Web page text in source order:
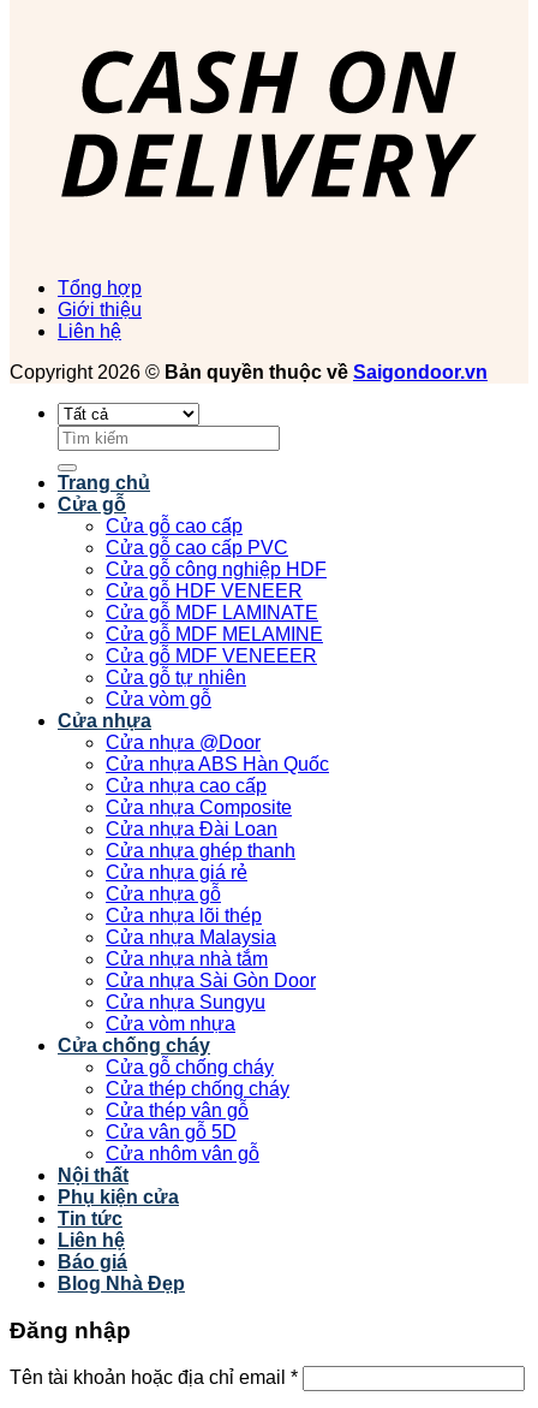
Tổng hợp
Giới thiệu
Liên hệ
Copyright 2026 © Bản quyền thuộc về Saigondoor.vn
Tìm
kiếm:
Trang chủ
Cửa gỗ
Cửa gỗ cao cấp
Cửa gỗ cao cấp PVC
Cửa gỗ công nghiệp HDF
Cửa gỗ HDF VENEER
Cửa gỗ MDF LAMINATE
Cửa gỗ MDF MELAMINE
Cửa gỗ MDF VENEEER
Cửa gỗ tự nhiên
Cửa vòm gỗ
Cửa nhựa
Cửa nhựa @Door
Cửa nhựa ABS Hàn Quốc
Cửa nhựa cao cấp
Cửa nhựa Composite
Cửa nhựa Đài Loan
Cửa nhựa ghép thanh
Cửa nhựa giá rẻ
Cửa nhựa gỗ
Cửa nhựa lõi thép
Cửa nhựa Malaysia
Cửa nhựa nhà tắm
Cửa nhựa Sài Gòn Door
Cửa nhựa Sungyu
Cửa vòm nhựa
Cửa chống cháy
Cửa gỗ chống cháy
Cửa thép chống cháy
Cửa thép vân gỗ
Cửa vân gỗ 5D
Cửa nhôm vân gỗ
Nội thất
Phụ kiện cửa
Tin tức
Liên hệ
Báo giá
Blog Nhà Đẹp
Đăng nhập
Tên tài khoản hoặc địa chỉ email *